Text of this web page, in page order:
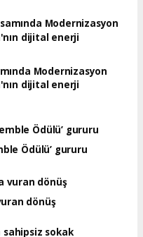
Modernizasyon
dijital enerji
Ödülü’ gururu
dönüş